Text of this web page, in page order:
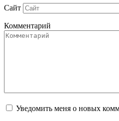
Сайт
Комментарий
Уведомить меня о новых